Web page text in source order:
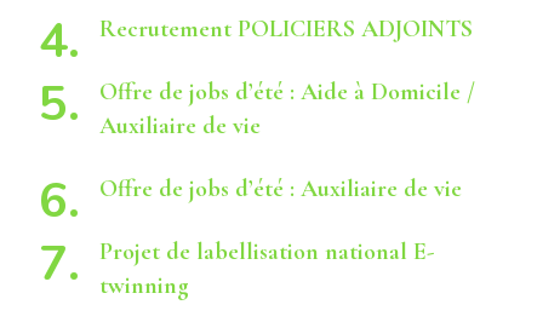
Recrutement POLICIERS ADJOINTS
Offre de jobs d’été : Aide à Domicile /
Auxiliaire de vie
Offre de jobs d’été : Auxiliaire de vie
Projet de labellisation national E-
twinning